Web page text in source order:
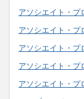
アソシエイト・プ
アソシエイト・プ
アソシエイト・プ
アソシエイト・プ
アソシエイト・プ